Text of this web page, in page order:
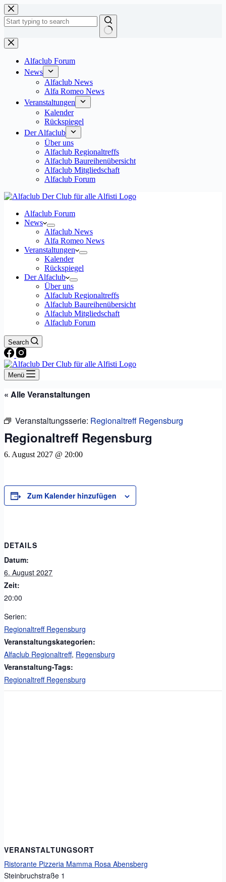
Zum
Inhalt
springen
Keine
Ergebnisse
Alfaclub Forum
News
Alfaclub News
Alfa Romeo News
Veranstaltungen
Kalender
Rückspiegel
Der Alfaclub
Über uns
Alfaclub Regionaltreffs
Alfaclub Baureihenübersicht
Alfaclub Mitgliedschaft
Alfaclub Forum
Alfaclub Forum
News
Alfaclub News
Alfa Romeo News
Veranstaltungen
Kalender
Rückspiegel
Der Alfaclub
Über uns
Alfaclub Regionaltreffs
Alfaclub Baureihenübersicht
Alfaclub Mitgliedschaft
Alfaclub Forum
Search
Menü
« Alle Veranstaltungen
Veranstaltungsserie: Regionaltreff Regensburg
Regionaltreff Regensburg
6. August 2027 @ 20:00
Zum Kalender hinzufügen
DETAILS
Datum:
6. August 2027
Zeit:
20:00
Serien:
Regionaltreff Regensburg
Veranstaltungskategorien:
Alfaclub Regionaltreff, Regensburg
Veranstaltung-Tags:
Regionaltreff Regensburg
VERANSTALTUNGSORT
Ristorante Pizzeria Mamma Rosa Abensberg
Steinbruchstraße 1